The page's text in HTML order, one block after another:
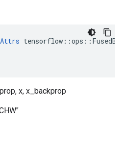
Attrs
x, x_backprop